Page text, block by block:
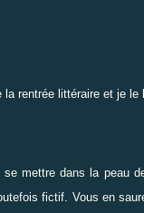
la rentrée littéraire et je
se mettre dans la peau
fictif. Vous en